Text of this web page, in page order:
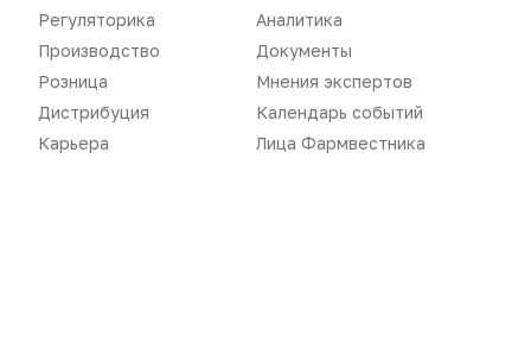
«Политика конфиденциальности»
«Основные виды деятельности компании»
Регуляторика
Производство
Розница
Дистрибуция
Карьера
Аналитика
Документы
Мнения экспертов
Календарь событий
Лица Фармвестника